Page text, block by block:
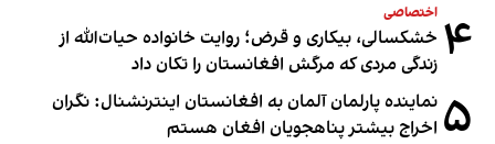
۴ اختصاصی
خشکسالی، بیکاری و قرض؛ روایت خانواده حیات‌الله از
زندگی مردی که مرگش افغانستان را تکان داد
۵ نماینده پارلمان آلمان به افغانستان اینترنشنال: نگران
اخراج بیشتر پناهجویان افغان هستم